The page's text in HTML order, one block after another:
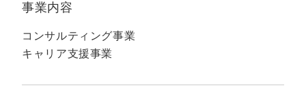
事業内容
コンサルティング事業
キャリア支援事業